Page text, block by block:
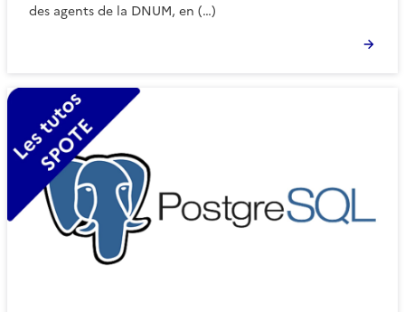
des agents de la DNUM, en (…)